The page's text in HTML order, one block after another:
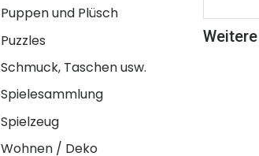
Puppen und Plüsch
Puzzles
Schmuck, Taschen usw.
Spielesammlung
Spielzeug
Wohnen / Deko